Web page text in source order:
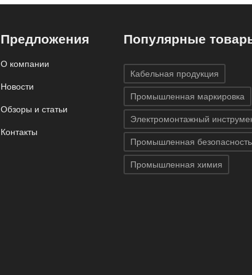
b-7541
Предложения
О компании
Новости
Обзоры и статьи
Контакты
Популярные
Кабельная продукция
Промышленная маркировка
Электромонтажный
Промышленная безопасность
Промышленная химия